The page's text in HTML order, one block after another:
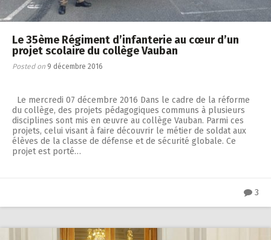
Le 35ème Régiment d’infanterie au cœur d’un
projet scolaire du collège Vauban
Posted on 9 décembre 2016
Le mercredi 07 décembre 2016 Dans le cadre de la réforme
du collège, des projets pédagogiques communs à plusieurs
disciplines sont mis en œuvre au collège Vauban. Parmi ces
projets, celui visant à faire découvrir le métier de soldat aux
élèves de la classe de défense et de sécurité globale. Ce
projet est porté…
3